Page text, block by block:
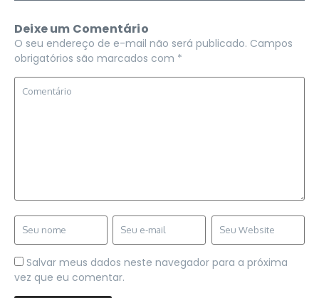
Deixe um Comentário
O seu endereço de e-mail não será publicado. Campos
obrigatórios são marcados com *
Salvar meus dados neste navegador para a próxima
vez que eu comentar.